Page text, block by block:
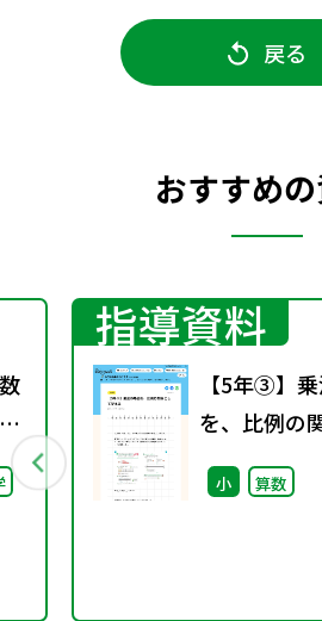
戻る
おすすめ
指導資料
【5年③】
を、比例の
える
小 算数